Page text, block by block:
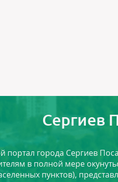
Сергиев
города Сергиев
в полной мере
пунктов),